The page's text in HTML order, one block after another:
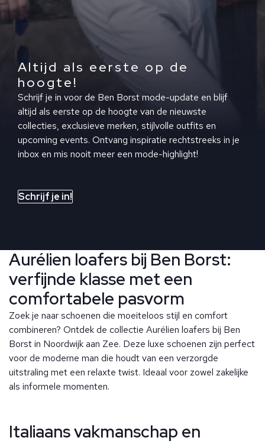
Altijd als eerste op de
hoogte!
Schrijf je in voor de Ben Borst mode-update en blijf
altijd als eerste op de hoogte van de nieuwste
collecties, exclusieve merken, stijlvolle outfits en
upcoming events. Ontvang inspiratie rechtstreeks in je
inbox en mis nooit meer een mode-highlight!
Schrijf je in!
Aurélien loafers bij Ben Borst:
verfijnde klasse met een
comfortabele pasvorm
Zoek je naar schoenen die moeiteloos stijl en comfort
combineren? Ontdek de collectie Aurélien loafers bij Ben
Borst in Noordwijk aan Zee. Deze luxe schoenen zijn perfect
voor de moderne man die houdt van een verzorgde
uitstraling met een relaxte twist. Ideaal voor zowel zakelijke
als informele momenten.
Italiaans vakmanschap en